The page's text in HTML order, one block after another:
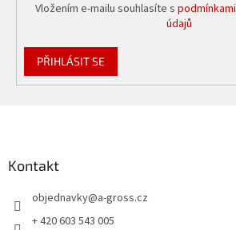
Vložením e-mailu souhlasíte s
údajů
PŘIHLÁSIT SE
Kontakt
objednavky@a-gross.cz
+ 420 603 543 005